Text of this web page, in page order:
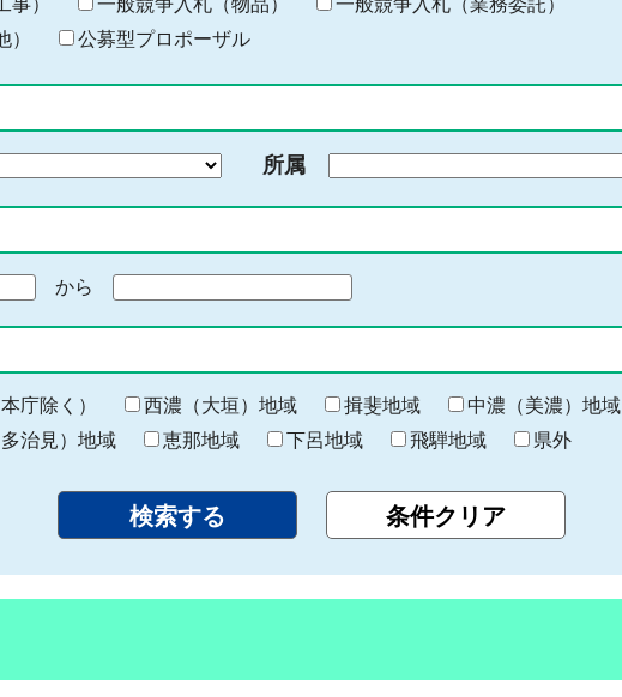
公募型プロポーザル
所属
から
終
わ
り
庁除く） 西濃（大垣）地域 揖斐地域 中濃（美濃）地域
治見）地域 恵那地域 下呂地域 飛騨地域 県外